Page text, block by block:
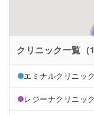
クリニック一覧（
エミナルクリニッ
レジーナクリニッ